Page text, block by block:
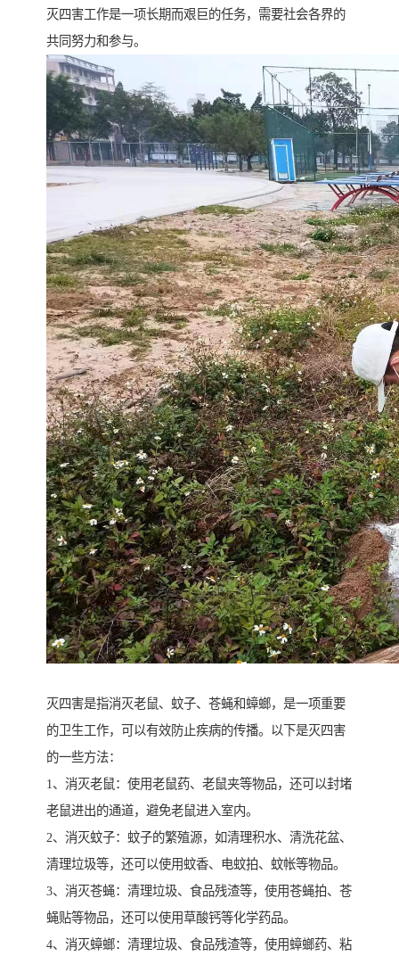
灭四害工作是一项长期而艰巨的任务，需要社会各界的
共同努力和参与。
灭四害是指消灭老鼠、蚊子、苍蝇和蟑螂，是一项重要
的卫生工作，可以有效防止疾病的传播。以下是灭四害
的一些方法：
1、消灭老鼠：使用老鼠药、老鼠夹等物品，还可以封堵
老鼠进出的通道，避免老鼠进入室内。
2、消灭蚊子：蚊子的繁殖源，如清理积水、清洗花盆、
清理垃圾等，还可以使用蚊香、电蚊拍、蚊帐等物品。
3、消灭苍蝇：清理垃圾、食品残渣等，使用苍蝇拍、苍
蝇贴等物品，还可以使用草酸钙等化学药品。
4、消灭蟑螂：清理垃圾、食品残渣等，使用蟑螂药、粘